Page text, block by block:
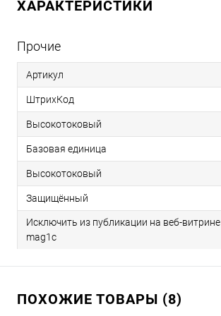
ХАРАКТЕРИСТИКИ
Прочие
Артикул
ШтрихКод
Высокотоковый
Базовая единица
Высокотоковый
Защищённый
Исключить из публикации на веб-витрине
mag1c
ПОХОЖИЕ ТОВАРЫ (8)